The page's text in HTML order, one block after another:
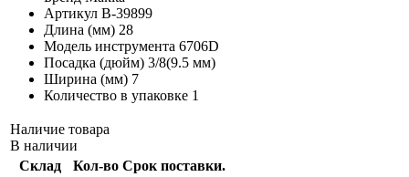
Артикул B-39899
Длина (мм) 28
Модель инструмента 6706D
Посадка (дюйм) 3/8(9.5 мм)
Ширина (мм) 7
Количество в упаковке 1
Наличие товара
В наличии
Склад
Кол-во Срок поставки.